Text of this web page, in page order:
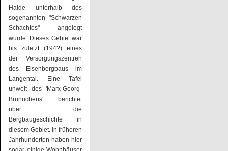
Halde unterhalb des
sogenannten "Schwarzen
Schachtes" angelegt
wurde. Dieses Gebiet war
bis zuletzt (194?) eines
der Versorgungszentren
des Eisenbergbaus im
Langental. Eine Tafel
unweit des 'Marx-Georg-
Brünnchens' berichtet
über die
Bergbaugeschichte in
diesem Gebiet. In früheren
Jahrhunderten haben hier